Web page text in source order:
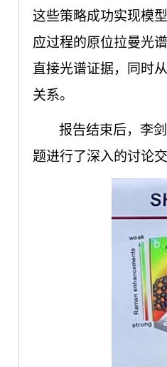
这些策略成功实现模
应过程的原位拉曼光
直接光谱证据，同时
关系。
报告结束后，李
题进行了深入的讨论